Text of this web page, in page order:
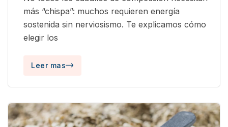
más “chispa”: muchos requieren energía
sostenida sin nerviosismo. Te explicamos cómo
elegir los
Leer mas